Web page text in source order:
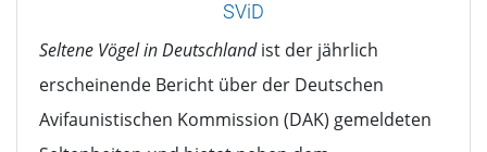
SViD
Seltene Vögel in Deutschlandist der jährlich
erscheinende Bericht über der Deutschen
Avifaunistischen Kommission (DAK) gemeldeten